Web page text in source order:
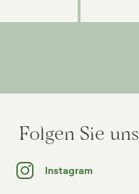
Folgen Sie uns
Instagram